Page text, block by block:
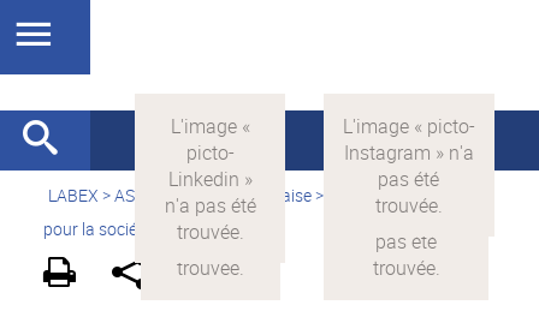
LABEX >ASLAN > Version française>
La science avec et
pour la société
On parle de nous